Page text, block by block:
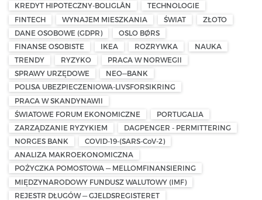
KREDYT HIPOTECZNY-BOLIGLÅN
TECHNOLOGIE
FINTECH
WYNAJEM MIESZKANIA ŚWIAT
ZŁOTO
DANE OSOBOWE (GDPR)
OSLO BØRS
FINANSE OSOBISTE
IKEA ROZRYWKA
NAUKA
TRENDY
RYZYKO
PRACA W NORWEGII
SPRAWY URZĘDOWE
NEO—BANK
POLISA UBEZPIECZENIOWA-LIVSFORSIKRING
PRACA W SKANDYNAWII
ŚWIATOWE FORUM EKONOMICZNE
PORTUGALIA
ZARZĄDZANIE RYZYKIEM
DAGPENGER - PERMITTERING
NORGES BANK
COVID-19-(SARS-CoV-2)
ANALIZA MAKROEKONOMICZNA
POŻYCZKA POMOSTOWA — MELLOMFINANSIERING
MIĘDZYNARODOWY FUNDUSZ WALUTOWY (IMF)
REJESTR DŁUGÓW — GJELDSREGISTERET